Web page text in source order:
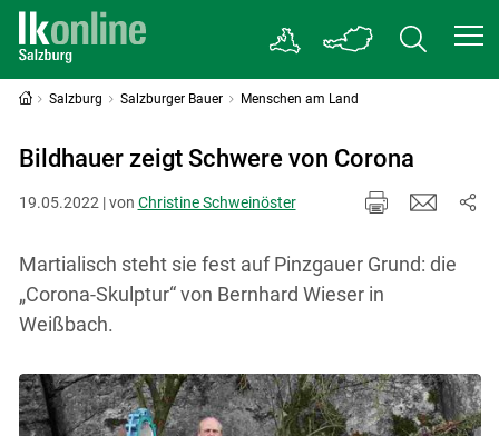
Salzburg Salzburger Bauer Menschen am Land
Bildhauer zeigt Schwere von Corona
19.05.2022 | von Christine Schweinöster
Martialisch steht sie fest auf Pinzgauer Grund: die
„Corona-Skulptur“ von Bernhard Wieser in
Weißbach.